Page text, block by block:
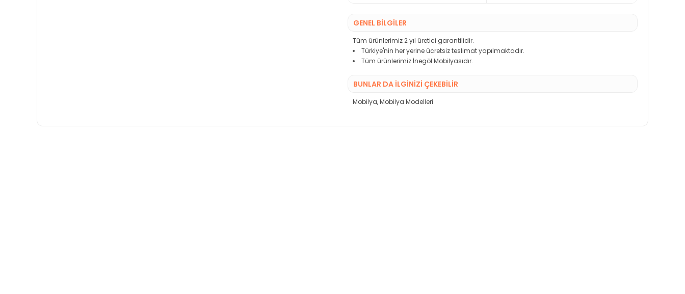
GENEL BİLGİLER
Tüm ürünlerimiz 2 yıl üretici garantilidir.
Türkiye'nin her yerine ücretsiz teslimat yapılmaktadır.
Tüm ürünlerimiz İnegöl Mobilyasıdır.
BUNLAR DA İLGINIZI ÇEKEBILIR
Mobilya,Mobilya Modelleri